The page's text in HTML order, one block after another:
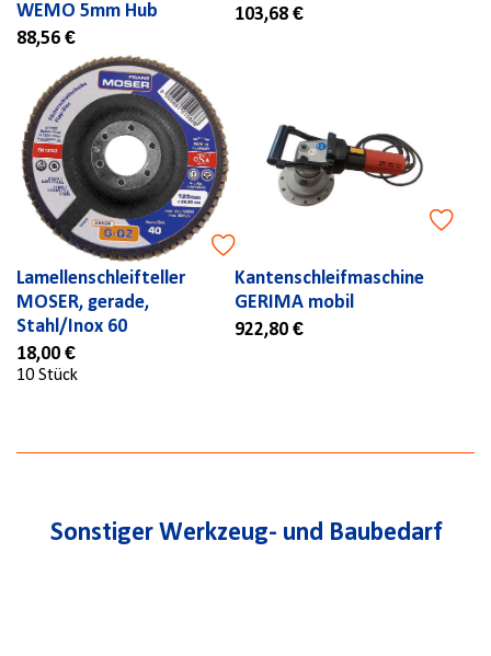
WEMO 5mm Hub
88,56 €
103,68 €
Lamellenschleifteller
MOSER, gerade,
Stahl/Inox 60
18,00 €
10 Stück
Kantenschleifmaschine
GERIMA mobil
922,80 €
Sonstiger Werkzeug- und Baubedarf